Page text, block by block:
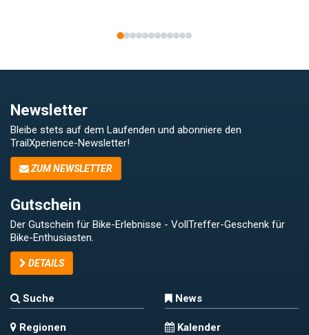
Newsletter
Bleibe stets auf dem Laufenden und abonniere den
TrailXperience-Newsletter!
ZUM NEWSLETTER
Gutschein
Der Gutschein für Bike-Erlebnisse - VollTreffer-Geschenk für
Bike-Enthusiasten.
DETAILS
Suche News
Regionen Kalender